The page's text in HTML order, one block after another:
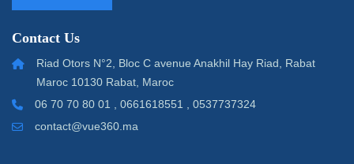
Contact Us
Riad Otors N°2, Bloc C avenue Anakhil Hay Riad, Rabat
Maroc 10130 Rabat, Maroc
06 70 70 80 01 , 0661618551 , 0537737324
contact@vue360.ma